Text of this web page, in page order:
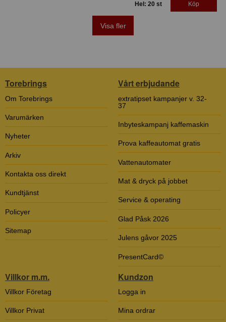
Hel: 20 st Köp
Visa fler
Torebrings
Om Torebrings
Varumärken
Nyheter
Arkiv
Kontakta oss direkt
Kundtjänst
Policyer
Sitemap
Vårt erbjudande
extratipset kampanjer v. 32-
37
Inbyteskampanj kaffemaskin
Prova kaffeautomat gratis
Vattenautomater
Mat & dryck på jobbet
Service & operating
Glad Påsk 2026
Julens gåvor 2025
PresentCard©
Villkor m.m.
Villkor Företag
Villkor Privat
Kundzon
Logga in
Mina ordrar